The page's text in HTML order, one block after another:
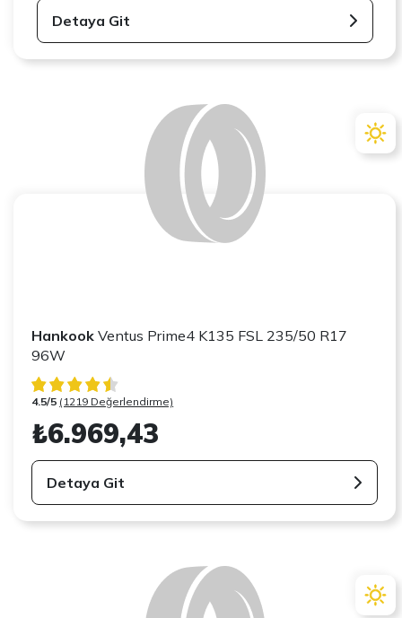
Detaya Git
Hankook Ventus Prime4 K135 FSL 235/50 R17
96W
4.5/5 (1219 Değerlendirme)
₺6.969,43
Detaya Git